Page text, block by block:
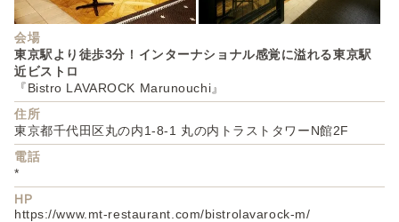
会場
東京駅より徒歩3分！インターナショナル感覚に溢れる東京駅
近ビストロ
『Bistro LAVAROCK Marunouchi』
住所
東京都千代田区丸の内1-8-1 丸の内トラストタワーN館2F
電話
*
HP
https://www.mt-restaurant.com/bistrolavarock-m/